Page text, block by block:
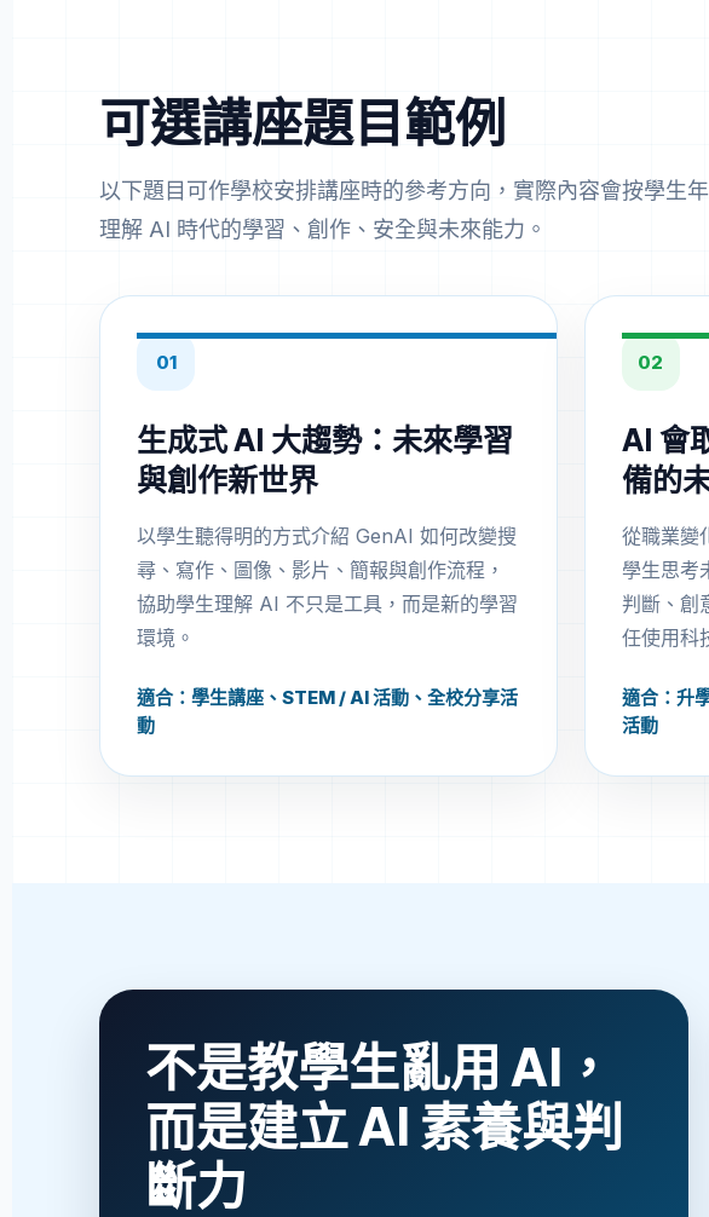
可選講座題目範例
以下題目可作學校安排講座時的參考方向，實際內容會按學生
理解 AI 時代的學習、創作、安全與未來能力。
01
生成式 AI 大趨勢：未來學習
與創作新世界
以學生聽得明的方式介紹 GenAI 如何改變搜
尋、寫作、圖像、影片、簡報與創作流程，
協助學生理解 AI 不只是工具，而是新的學習
環境。
適合：學生講座、STEM / AI 活動、全校分享活
動
02
AI 會
備的
從職業變
學生思考
判斷、創
任使用科
適合：升
活動
不是教學生亂用 AI，
而是建立 AI 素養與判
斷力